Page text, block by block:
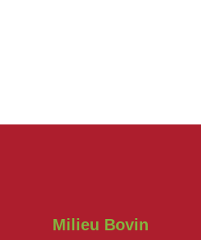
Milieu Bovin